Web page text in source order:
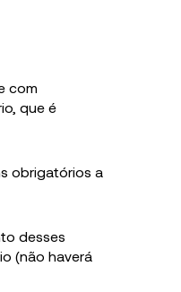
com
que é
obrigatórios a
desses
(não haverá